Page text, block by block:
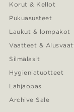
Korut & Kellot
Pukuasusteet
Laukut & lompakot
Vaatteet &
Silmälasit
Hygieniatuotteet
Lahjaopas
Archive Sale